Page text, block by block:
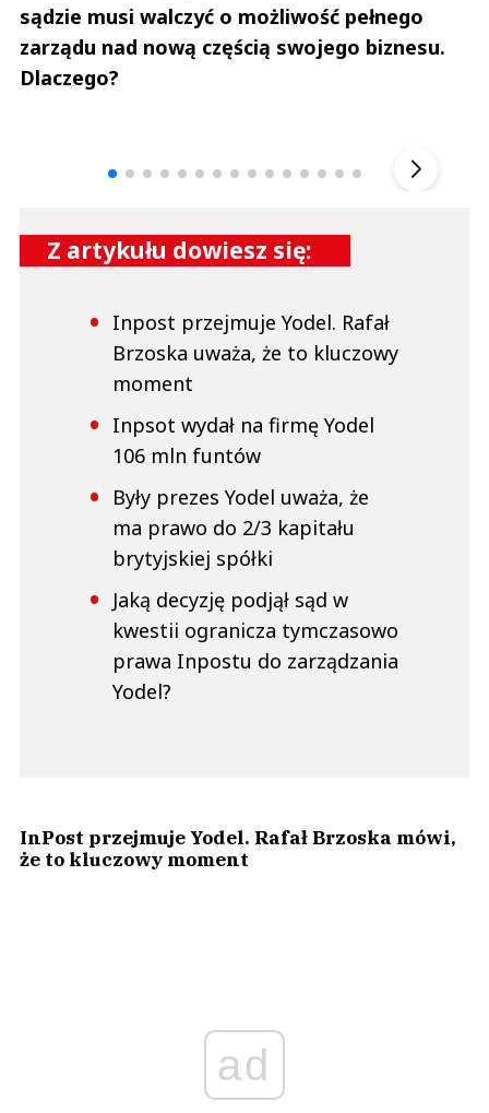
sądzie musi walczyć o możliwość pełnego
zarządu nad nową częścią swojego biznesu.
Dlaczego?
Z artykułu dowiesz się:
Inpost przejmuje Yodel. Rafał
Brzoska uważa, że to kluczowy
moment
Inpsot wydał na firmę Yodel
106 mln funtów
Były prezes Yodel uważa, że
ma prawo do 2/3 kapitału
brytyjskiej spółki
Jaką decyzję podjął sąd w
kwestii ogranicza tymczasowo
prawa Inpostu do zarządzania
Yodel?
InPost przejmuje Yodel. Rafał Brzoska mówi,
że to kluczowy moment
ad